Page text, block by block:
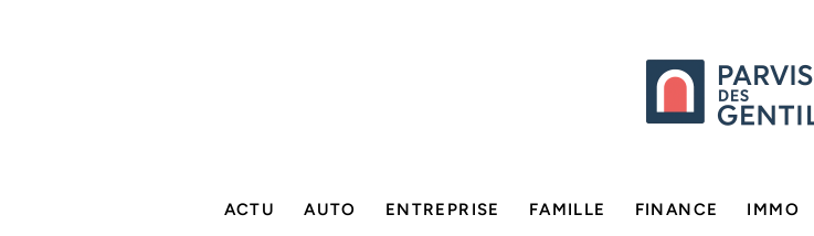
ACTU AUTO ENTREPRISE FAMILLE FINANCE IMMO